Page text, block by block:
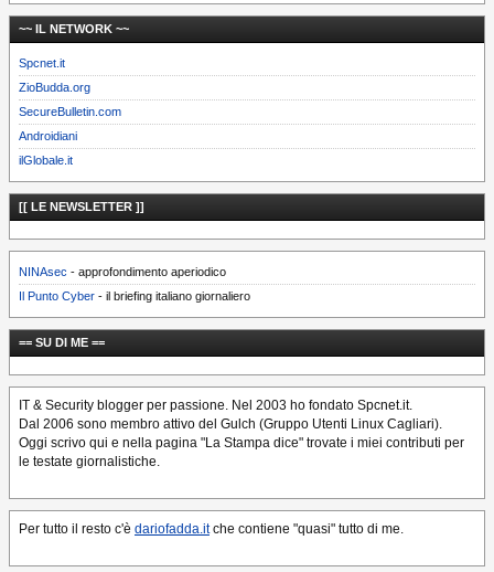
~~ IL NETWORK ~~
Spcnet.it
ZioBudda.org
SecureBulletin.com
Androidiani
ilGlobale.it
[[ LE NEWSLETTER ]]
NINAsec - approfondimento aperiodico
Il Punto Cyber - il briefing italiano giornaliero
== SU DI ME ==
IT & Security blogger per passione. Nel 2003 ho fondato Spcnet.it.
Dal 2006 sono membro attivo del Gulch (Gruppo Utenti Linux Cagliari).
Oggi scrivo qui e nella pagina "La Stampa dice" trovate i miei contributi per
le testate giornalistiche.
Per tutto il resto c'è dariofadda.itche contiene "quasi" tutto di me.